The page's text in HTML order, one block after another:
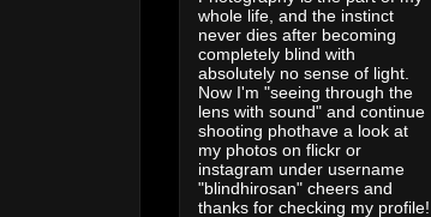
whole life, and the instinct
never dies after becoming
completely blind with
absolutely no sense of light.
Now I'm "seeing through the
lens with sound" and continue
shooting phothave a look at
my photos on flickr or
instagram under username
"blindhirosan" cheers and
thanks for checking my profile!